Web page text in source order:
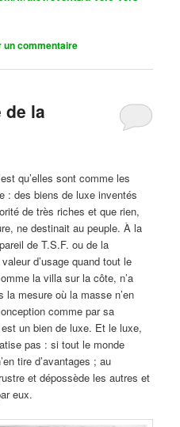
un commentaire
de la
qu’elles sont comme les
: des biens de luxe inventés
de très riches et que rien,
ne destinait au peuple. À la
de T.S.F. ou de la
d’usage quand tout le
la villa sur la côte, n’a
la mesure où la masse n’en
comme par sa
un bien de luxe. Et le luxe,
pas : si tout le monde
tire d’avantages ; au
et dépossède les autres et
eux.